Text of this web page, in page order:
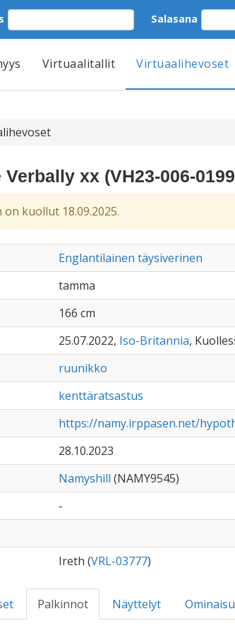
Salasana
Virtuaalitallit Virtuaalihevoset
xx (VH23-006-
kuollut 18.09.2025.
Englantilainen täysiverinen
tamma
166 cm
25.07.2022, Iso-Britannia,
ruunikko
kenttäratsastus
https://namy.irppasen.net/
28.10.2023
Namyshill (NAMY9545)
-
Ireth (VRL-03777)
Palkinnot Näyttelyt